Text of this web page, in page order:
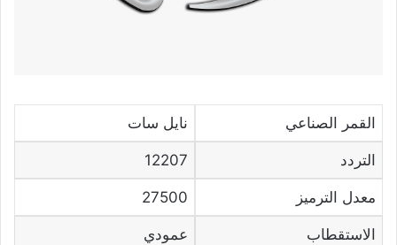
القمر الصناعي نايل سات
التردد 12207
معدل الترميز 27500
الاستقطاب عمودي